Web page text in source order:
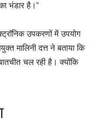
भंडार है।”
उपकरणों में उपयोग
मालिनी दत्त ने बताया कि
चल रही है। क्योंकि